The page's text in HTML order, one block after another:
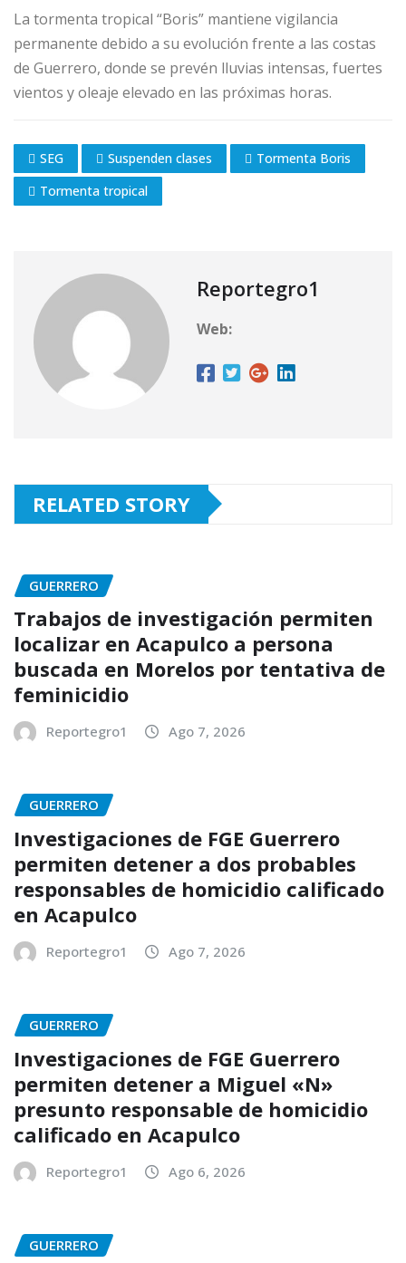
La tormenta tropical “Boris” mantiene vigilancia
permanente debido a su evolución frente a las costas
de Guerrero, donde se prevén lluvias intensas, fuertes
vientos y oleaje elevado en las próximas horas.
SEG Suspenden clases
Tormenta Boris
Tormenta tropical
Reportegro1
Web:
RELATED STORY
GUERRERO
Trabajos de investigación permiten
localizar en Acapulco a persona
buscada en Morelos por tentativa de
feminicidio
Reportegro1 Ago 7, 2026
GUERRERO
Investigaciones de FGE Guerrero
permiten detener a dos probables
responsables de homicidio calificado
en Acapulco
Reportegro1 Ago 7, 2026
GUERRERO
Investigaciones de FGE Guerrero
permiten detener a Miguel «N»
presunto responsable de homicidio
calificado en Acapulco
Reportegro1 Ago 6, 2026
GUERRERO